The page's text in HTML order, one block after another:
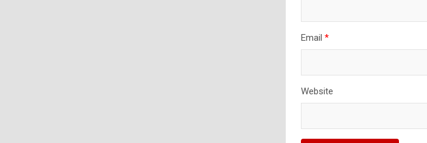
Email *
Website